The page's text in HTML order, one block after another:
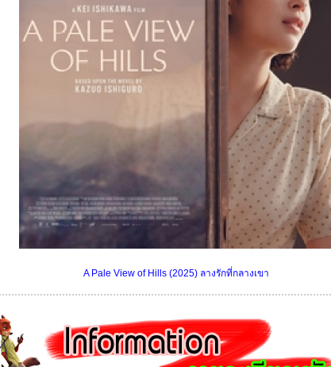
A Pale View of Hills (2025) ลางรักที่กลางเขา